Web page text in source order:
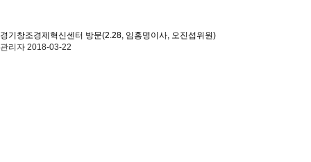
경기창조경제혁신센터 방문(2.28, 임홍명이사, 오진섭위원)
관리자 2018-03-22